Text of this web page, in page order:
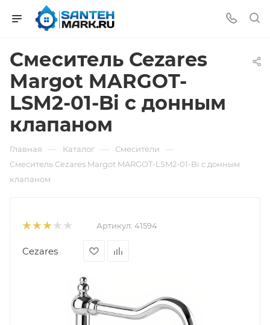
Смеситель Cezares
Margot MARGOT-
LSM2-01-Bi с донным
клапаном
Главная — Каталог — Смесители —
Смеситель Cezares Margot MARGOT-LSM2-01-Bi с донным
клапаном
Артикул: 41594
Cezares